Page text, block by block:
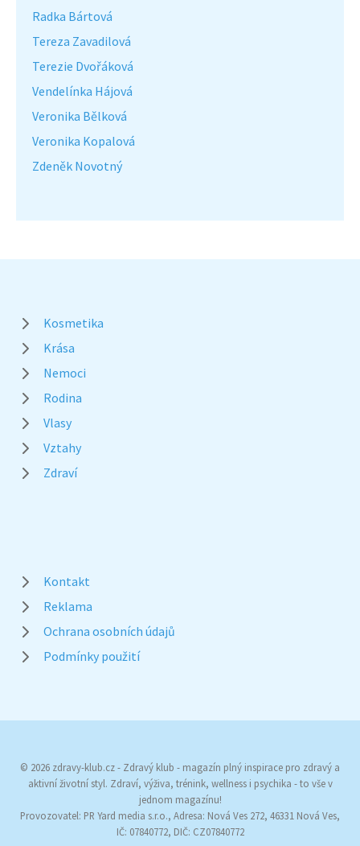
Radka Bártová
Tereza Zavadilová
Terezie Dvořáková
Vendelínka Hájová
Veronika Bělková
Veronika Kopalová
Zdeněk Novotný
Kosmetika
Krása
Nemoci
Rodina
Vlasy
Vztahy
Zdraví
Kontakt
Reklama
Ochrana osobních údajů
Podmínky použití
© 2026 zdravy-klub.cz - Zdravý klub - magazín plný inspirace pro zdravý a
aktivní životní styl. Zdraví, výživa, trénink, wellness i psychika - to vše v
jednom magazínu!
Provozovatel: PR Yard media s.r.o., Adresa: Nová Ves 272, 46331 Nová Ves,
IČ: 07840772, DIČ: CZ07840772